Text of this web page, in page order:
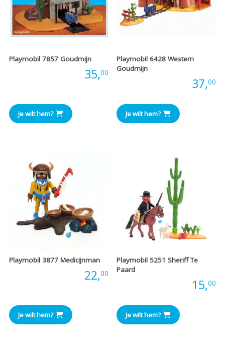
Playmobil 7857 Goudmijn
35,00
Je wilt hem?
Playmobil 6428 Western
Goudmijn
37,00
Je wilt hem?
Playmobil 3877 Medicijnman
22,00
Je wilt hem?
Playmobil 5251 Sheriff Te
Paard
15,00
Je wilt hem?